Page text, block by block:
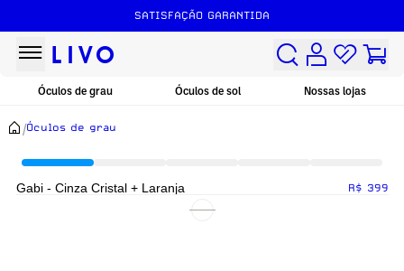
SATISFAÇÃO GARANTIDA
Óculos de grau Óculos de sol Nossas lojas
/Óculos de grau
Gabi - Cinza Cristal + Laranja R$ 399